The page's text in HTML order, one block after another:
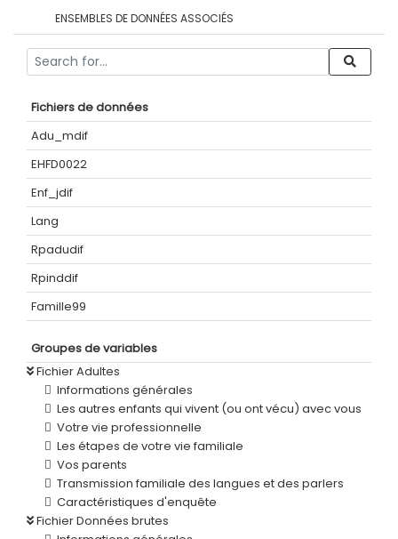
ENSEMBLES DE DONNÉES ASSOCIÉS
Fichiers de données
Adu_mdif
EHFD0022
Enf_jdif
Lang
Rpadudif
Rpinddif
Famille99
Groupes de variables
Fichier Adultes
Informations générales
Les autres enfants qui vivent (ou ont vécu) avec vous
Votre vie professionnelle
Les étapes de votre vie familiale
Vos parents
Transmission familiale des langues et des parlers
Caractéristiques d'enquête
Fichier Données brutes